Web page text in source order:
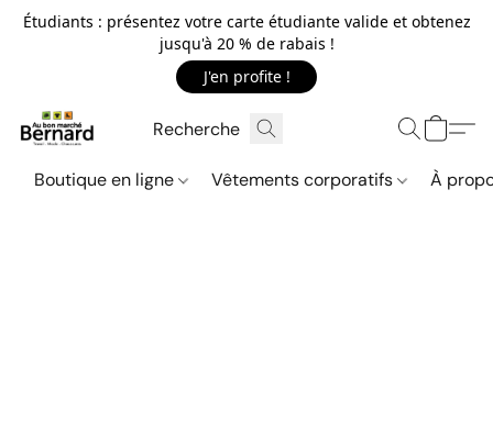
Étudiants : présentez votre carte étudiante valide et obtenez
jusqu'à 20 % de rabais !
J'en profite !
Boutique en ligne Vêtements corporatifs À